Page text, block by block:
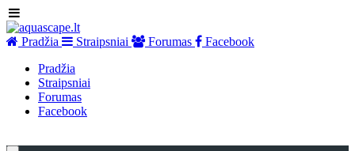
Pradžia Straipsniai Forumas
Facebook
Pradžia
Straipsniai
Forumas
Facebook